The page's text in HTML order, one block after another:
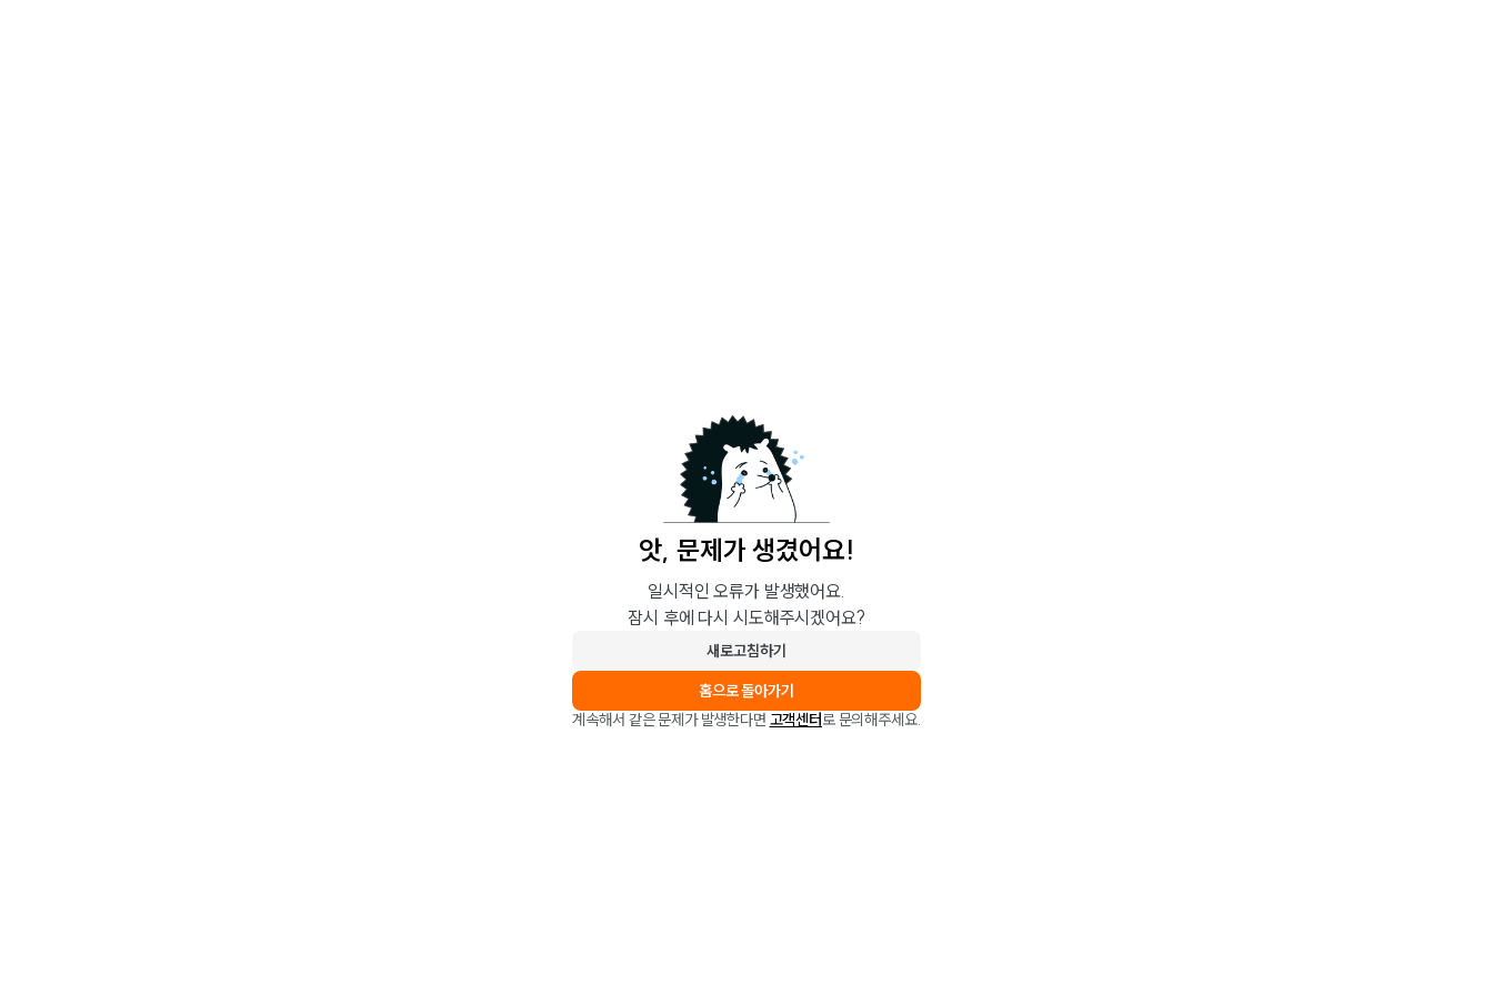
앗, 문제가 생겼어요!
일시적인 오류가 발생했어요.
잠시 후에 다시 시도해주시겠어요?
새로고침하기
홈으로 돌아가기
계속해서 같은 문제가 발생한다면 고객센터로 문의해주세요.